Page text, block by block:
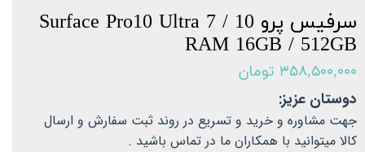
سرفیس پرو 10 Surface Pro10 Ultra 7 /
RAM 16GB / 512GB
۳۵۸,۵۰۰,۰۰۰ تومان
دوستان عزیز:
جهت مشاوره و خرید و تسریع در روند ثبت سفارش و ارسال
کالا میتوانید با همکاران ما در تماس باشید .